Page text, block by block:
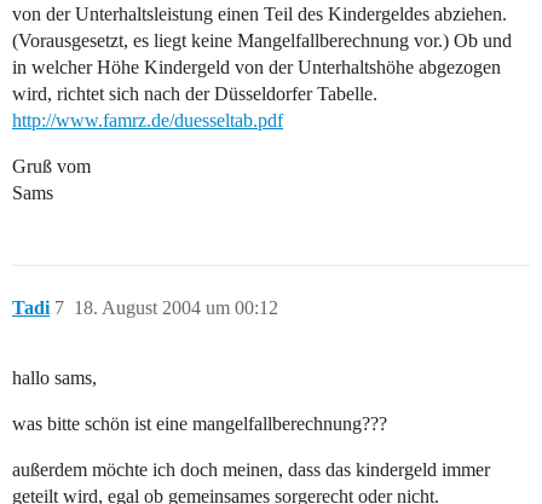
von der Unterhaltsleistung einen Teil des Kindergeldes abziehen.
(Vorausgesetzt, es liegt keine Mangelfallberechnung vor.) Ob und
in welcher Höhe Kindergeld von der Unterhaltshöhe abgezogen
wird, richtet sich nach der Düsseldorfer Tabelle.
http://www.famrz.de/duesseltab.pdf
Gruß vom
Sams
Tadi 18. August 2004 um 00:12
7
hallo sams,
was bitte schön ist eine mangelfallberechnung???
außerdem möchte ich doch meinen, dass das kindergeld immer
geteilt wird, egal ob gemeinsames sorgerecht oder nicht.